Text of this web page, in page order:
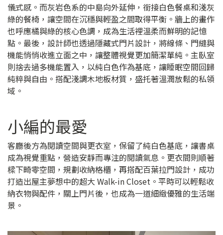
儀式感。而灰岩色系的中島向外延伸，銜接白色餐桌和淺灰
綠的餐椅，讓空間在沉穩與輕盈之間取得平衡。牆上的畫作
也呼應橘與綠的核心色調，成為生活裡溫柔而鮮明的記憶
點。最後，設計師也透過隱藏式門片設計，將線條、門縫與
機能悄悄收進立面之中，讓整體視覺更加簡潔單純。主臥室
則捨去過多機能置入，以純白色作為基底，讓睡眠空間回歸
純粹與自由。搭配淺調木地板材質，盛托著溫潤放鬆的私領
域。
小編的最愛
客廳後方為閱讀空間與更衣室，保留了純白色基底，讓書桌
成為視覺重點，營造安靜而專注的閱讀氣息。更衣間則順著
樑下畸零空間，規劃收納格櫃，再搭配百葉拉門設計，成功
打造出屋主夢想中的超大 Walk-in Closet。平時可以輕鬆收
納衣物與配件，關上門片後，也成為一道細緻優雅的生活端
景。